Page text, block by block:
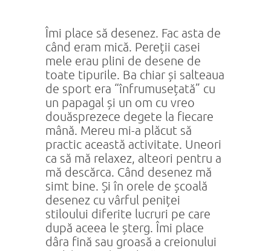
Îmi place să desenez. Fac asta de
când eram mică. Pereții casei
mele erau plini de desene de
toate tipurile. Ba chiar și salteaua
de sport era “înfrumusețată” cu
un papagal și un om cu vreo
douăsprezece degete la fiecare
mână. Mereu mi-a plăcut să
practic această activitate. Uneori
ca să mă relaxez, alteori pentru a
mă descărca. Când desenez mă
simt bine. Și în orele de școală
desenez cu vârful peniței
stiloului diferite lucruri pe care
după aceea le șterg. Îmi place
dâra fină sau groasă a creionului